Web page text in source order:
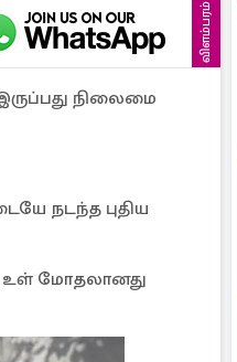
விளம்பரம்
நிலைமை
நடந்த புதிய
உள் மோதலானது